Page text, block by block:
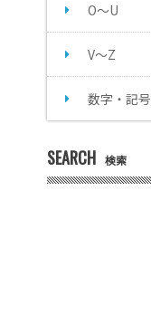
O～U
V～Z
数字・記号
SEARCH 検索